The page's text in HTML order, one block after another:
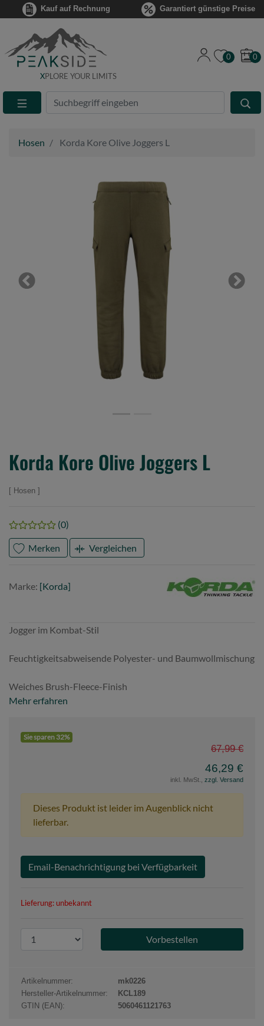
Kauf auf Rechnung Garantiert günstige Preise
XPLORE YOUR LIMITS
Suche
Eingabefeld
0 0
Hosen Korda Kore Olive Joggers L
Previous Next
Korda Kore Olive Joggers L
Hosen
(0)
Merken Vergleichen
Marke: [Korda]
Korda
Jogger im Kombat-Stil
Feuchtigkeitsabweisende Polyester- und Baumwollmischung
Weiches Brush-Fleece-Finish
Mehr erfahren
Sie sparen 32%
67,99 €
46,29 €
inkl. MwSt., zzgl. Versand
Dieses Produkt ist leider im Augenblick nicht
lieferbar.
Email-Benachrichtigung bei Verfügbarkeit
Lieferung: unbekannt
r
d
u
k
Artikelnummer:
mk0226
Hersteller-Artikelnummer:
KCL189
GTIN (EAN):
5060461121763